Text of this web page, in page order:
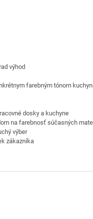
výhod
farebným tónom
dosky a kuchyne
na farebnosť súčasných
výber
zákazníka